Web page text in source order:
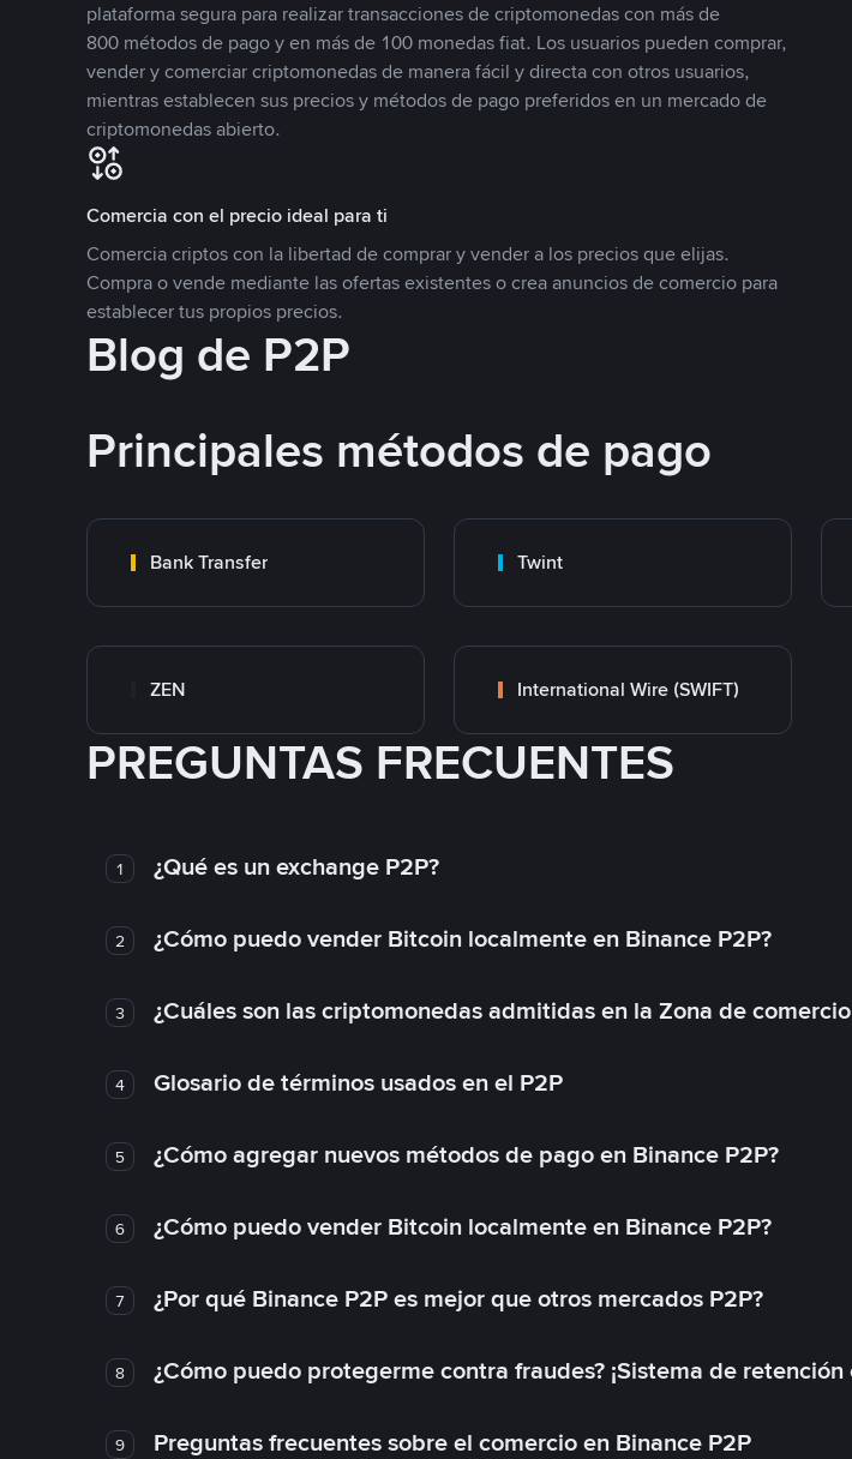
plataforma segura para realizar transacciones de criptomonedas con más de
800 métodos de pago y en más de 100 monedas fiat. Los usuarios pueden comprar,
vender y comerciar criptomonedas de manera fácil y directa con otros usuarios,
mientras establecen sus precios y métodos de pago preferidos en un mercado de
criptomonedas abierto.
Comercia con el precio ideal para ti
Comercia criptos con la libertad de comprar y vender a los precios que elijas.
Compra o vende mediante las ofertas existentes o crea anuncios de comercio para
establecer tus propios precios.
Blog de P2P
Principales métodos de pago
Bank Transfer Twint
ZEN International Wire (SWIFT)
PREGUNTAS FRECUENTES
1 ¿Qué es un exchange P2P?
2 ¿Cómo puedo vender Bitcoin localmente en Binance P2P?
3 ¿Cuáles son las criptomonedas admitidas en la Zona de
4 Glosario de términos usados en el P2P
5 ¿Cómo agregar nuevos métodos de pago en Binance P2P?
6 ¿Cómo puedo vender Bitcoin localmente en Binance P2P?
7 ¿Por qué Binance P2P es mejor que otros mercados P2P?
8 ¿Cómo puedo protegerme contra fraudes? ¡Sistema de retención
9 Preguntas frecuentes sobre el comercio en Binance P2P